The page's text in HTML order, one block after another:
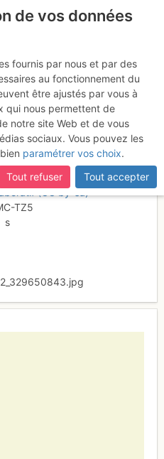
du
(CC by-sa)
TZ5
s
de vos données
fournis par nous et par des
au fonctionnement du
être ajustés par vous à
qui nous permettent de
notre site Web et de vous
sociaux. Vous pouvez les
paramétrer vos choix.
Tout refuser
Tout accepter